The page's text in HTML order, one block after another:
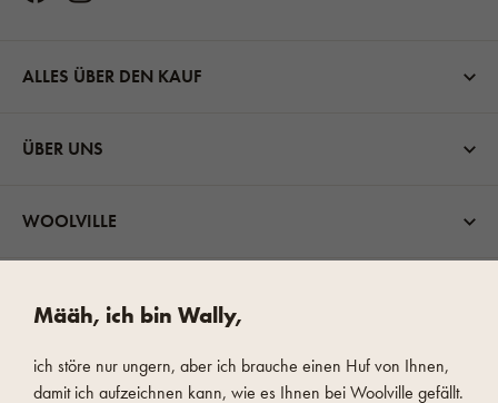
ALLES ÜBER DEN KAUF
ÜBER UNS
WOOLVILLE
Määh, ich bin Wally,
ich störe nur ungern, aber ich brauche einen Huf von Ihnen,
damit ich aufzeichnen kann, wie es Ihnen bei Woolville gefällt.